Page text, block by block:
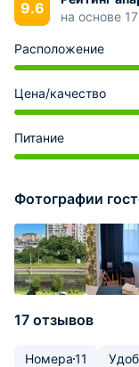
9.6
на основе
Расположение
Цена/качество
Питание
Фотографии
17 отзывов
Номера11